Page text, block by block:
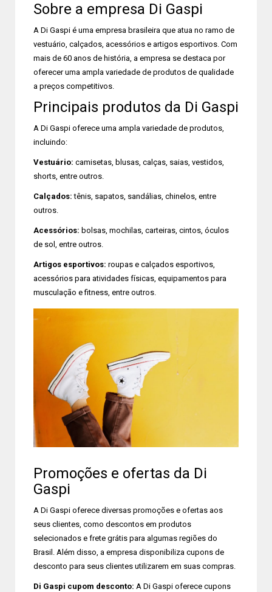
Sobre a empresa Di Gaspi
A Di Gaspi é uma empresa brasileira que atua no ramo de
vestuário, calçados, acessórios e artigos esportivos. Com
mais de 60 anos de história, a empresa se destaca por
oferecer uma ampla variedade de produtos de qualidade
a preços competitivos.
Principais produtos da Di Gaspi
A Di Gaspi oferece uma ampla variedade de produtos,
incluindo:
Vestuário: camisetas, blusas, calças, saias, vestidos,
shorts, entre outros.
Calçados: tênis, sapatos, sandálias, chinelos, entre
outros.
Acessórios: bolsas, mochilas, carteiras, cintos, óculos
de sol, entre outros.
Artigos esportivos: roupas e calçados esportivos,
acessórios para atividades físicas, equipamentos para
musculação e fitness, entre outros.
Promoções e ofertas da Di
Gaspi
A Di Gaspi oferece diversas promoções e ofertas aos
seus clientes, como descontos em produtos
selecionados e frete grátis para algumas regiões do
Brasil. Além disso, a empresa disponibiliza cupons de
desconto para seus clientes utilizarem em suas compras.
Di Gaspi cupom desconto: A Di Gaspi oferece cupons